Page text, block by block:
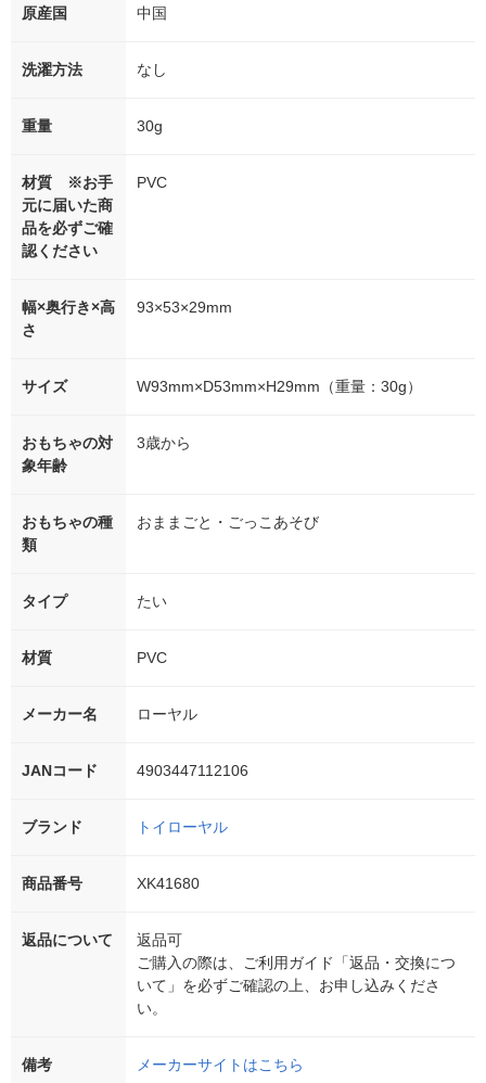
原産国 中国
洗濯方法 なし
重量 30g
材質 ※お手
元に届いた商
品を必ずご確
認ください
PVC
幅×奥行き×高
さ
93×53×29mm
サイズ W93mm×D53mm×H29mm（重量：30g）
おもちゃの対
象年齢
3歳から
おもちゃの種
類
おままごと・ごっこあそび
タイプ たい
材質 PVC
メーカー名 ローヤル
JANコード 4903447112106
ブランド トイローヤル
商品番号 XK41680
返品について
返品可
ご購入の際は、ご利用ガイド「返品・交換につ
いて」を必ずご確認の上、お申し込みくださ
い。
備考 メーカーサイトはこちら